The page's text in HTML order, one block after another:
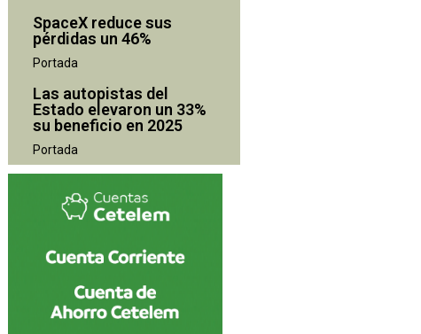
SpaceX reduce sus
pérdidas un 46%
Portada
Las autopistas del
Estado elevaron un 33%
su beneficio en 2025
Portada